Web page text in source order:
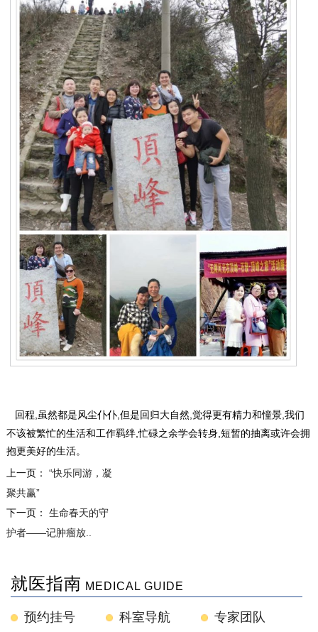
回程,虽然都是风尘仆仆,但是回归大自然,觉得更有精力和憧景,我们
不该被繁忙的生活和工作羁绊,忙碌之余学会转身,短暂的抽离或许会拥
抱更美好的生活。
上一页： “快乐同游，凝
聚共赢”
下一页： 生命春天的守
护者——记肿瘤放..
就医指南 MEDICAL GUIDE
预约挂号 科室导航
专家团队